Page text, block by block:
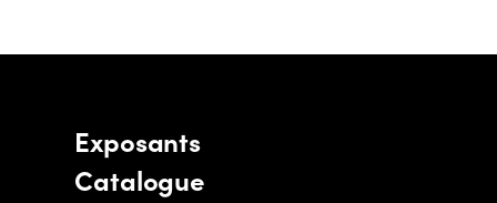
Exposants
Catalogue